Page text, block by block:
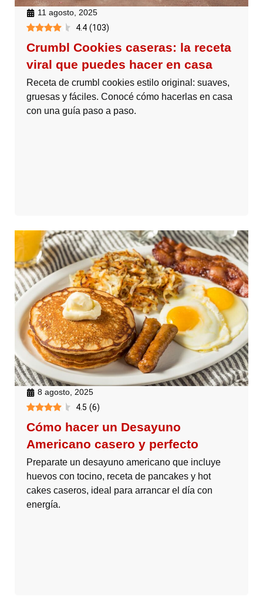
11 agosto, 2025
4.4 (103)
Crumbl Cookies caseras: la receta
viral que puedes hacer en casa
Receta de crumbl cookies estilo original: suaves,
gruesas y fáciles. Conocé cómo hacerlas en casa
con una guía paso a paso.
8 agosto, 2025
4.5 (6)
Cómo hacer un Desayuno
Americano casero y perfecto
Preparate un desayuno americano que incluye
huevos con tocino, receta de pancakes y hot
cakes caseros, ideal para arrancar el día con
energía.